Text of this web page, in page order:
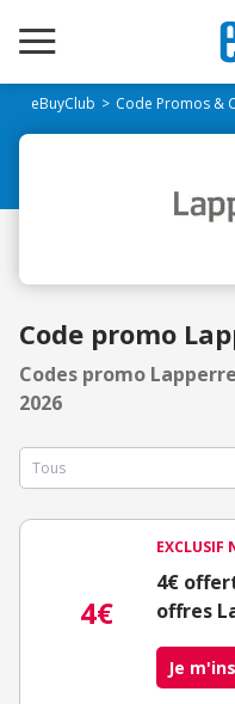
eBuyClub Code Promos &
Code promo
Codes promo
2026
4€
EXCLUSIF
4€
offres
Je